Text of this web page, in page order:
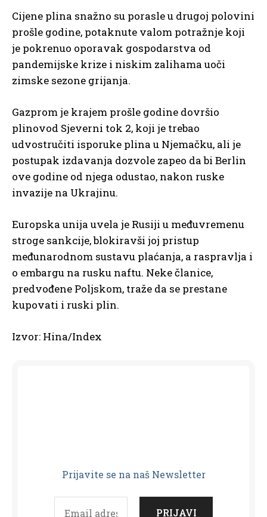
Cijene plina snažno su porasle u drugoj polovini
prošle godine, potaknute valom potražnje koji
je pokrenuo oporavak gospodarstva od
pandemijske krize i niskim zalihama uoči
zimske sezone grijanja.
Gazprom je krajem prošle godine dovršio
plinovod Sjeverni tok 2, koji je trebao
udvostručiti isporuke plina u Njemačku, ali je
postupak izdavanja dozvole zapeo da bi Berlin
ove godine od njega odustao, nakon ruske
invazije na Ukrajinu.
Europska unija uvela je Rusiji u međuvremenu
stroge sankcije, blokiravši joj pristup
međunarodnom sustavu plaćanja, a raspravlja i
o embargu na rusku naftu. Neke članice,
predvođene Poljskom, traže da se prestane
kupovati i ruski plin.
Izvor: Hina/Index
Prijavite se na naš Newsletter